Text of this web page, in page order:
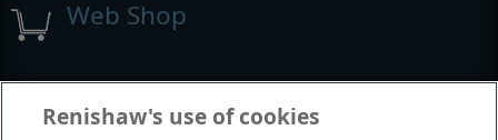
Web Shop
Exposições e conferências
Renishaw's use of cookies